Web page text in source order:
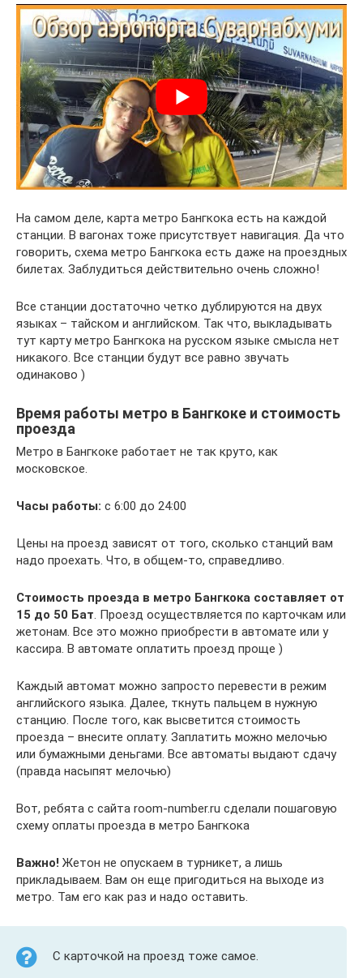
На самом деле, карта метро Бангкока есть на каждой
станции. В вагонах тоже присутствует навигация. Да что
говорить, схема метро Бангкока есть даже на проездных
билетах. Заблудиться действительно очень сложно!
Все станции достаточно четко дублируются на двух
языках – тайском и английском. Так что, выкладывать
тут карту метро Бангкока на русском языке смысла нет
никакого. Все станции будут все равно звучать
одинаково )
Время работы метро в Бангкоке и стоимость
проезда
Метро в Бангкоке работает не так круто, как
московское.
Часы работы: с 6:00 до 24:00
Цены на проезд зависят от того, сколько станций вам
надо проехать. Что, в общем-то, справедливо.
Стоимость проезда в метро Бангкока составляет от
15 до 50 Бат. Проезд осуществляется по карточкам или
жетонам. Все это можно приобрести в автомате или у
кассира. В автомате оплатить проезд проще )
Каждый автомат можно запросто перевести в режим
английского языка. Далее, ткнуть пальцем в нужную
станцию. После того, как высветится стоимость
проезда – внесите оплату. Заплатить можно мелочью
или бумажными деньгами. Все автоматы выдают сдачу
(правда насыпят мелочью)
Вот, ребята с сайта room-number.ru сделали пошаговую
схему оплаты проезда в метро Бангкока
Важно! Жетон не опускаем в турникет, а лишь
прикладываем. Вам он еще пригодиться на выходе из
метро. Там его как раз и надо оставить.
С карточкой на проезд тоже самое.